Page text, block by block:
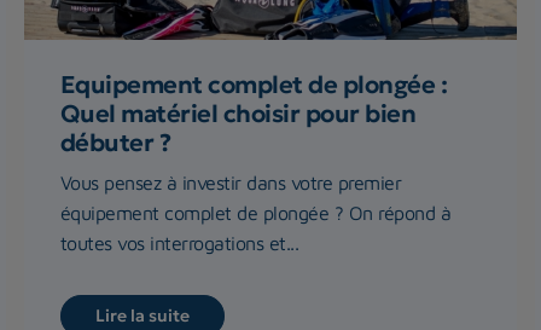
Equipement complet de plongée :
Quel matériel choisir pour bien
débuter ?
Vous pensez à investir dans votre premier
équipement complet de plongée ? On répond à
toutes vos interrogations et...
Lire la suite